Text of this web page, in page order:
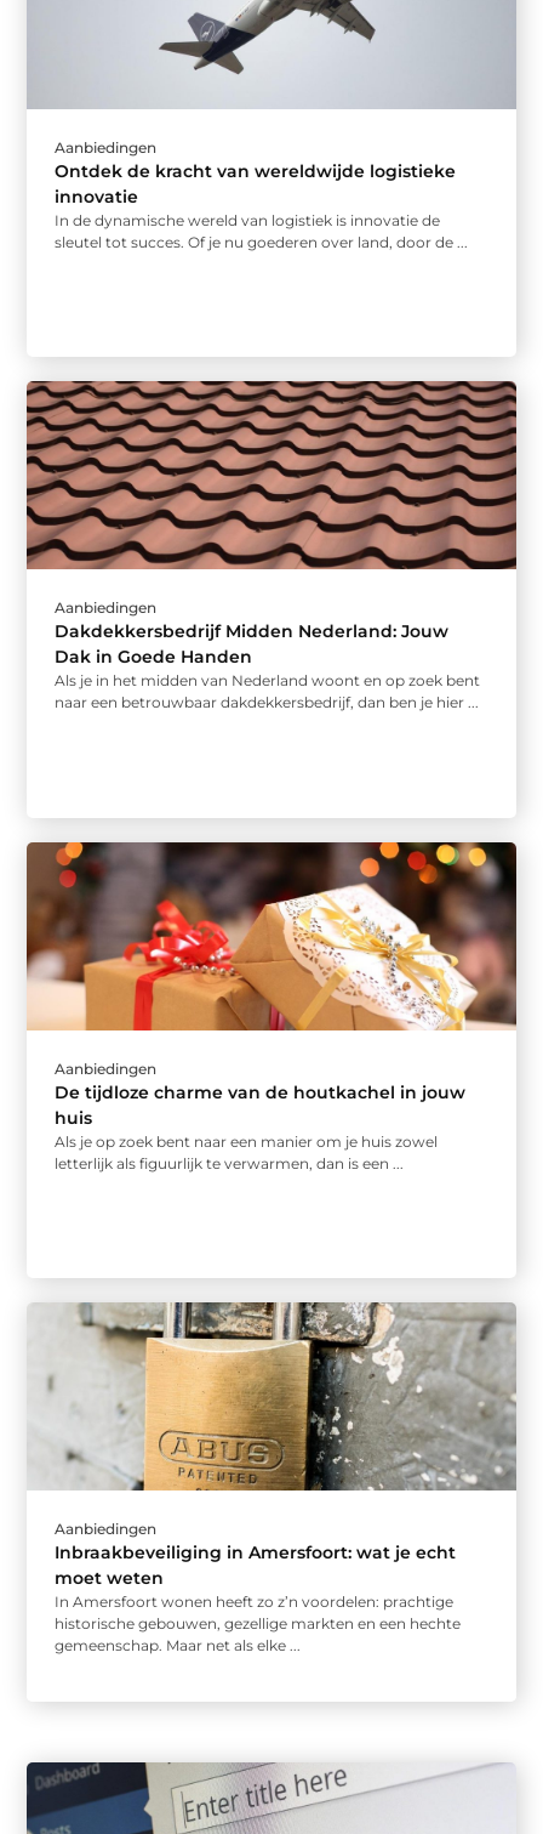
Aanbiedingen
Ontdek de kracht van wereldwijde logistieke
innovatie
In de dynamische wereld van logistiek is innovatie de
sleutel tot succes. Of je nu goederen over land, door de ...
Aanbiedingen
Dakdekkersbedrijf Midden Nederland: Jouw
Dak in Goede Handen
Als je in het midden van Nederland woont en op zoek bent
naar een betrouwbaar dakdekkersbedrijf, dan ben je hier ...
Aanbiedingen
De tijdloze charme van de houtkachel in jouw
huis
Als je op zoek bent naar een manier om je huis zowel
letterlijk als figuurlijk te verwarmen, dan is een ...
Aanbiedingen
Inbraakbeveiliging in Amersfoort: wat je echt
moet weten
In Amersfoort wonen heeft zo z’n voordelen: prachtige
historische gebouwen, gezellige markten en een hechte
gemeenschap. Maar net als elke ...